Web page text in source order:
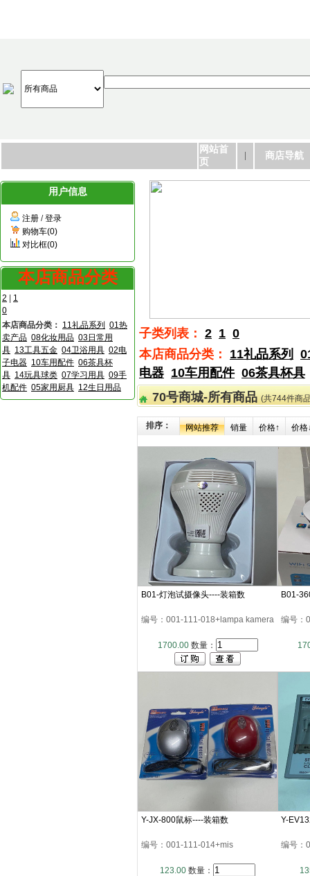
网站首
页
商店导航
用户信息
注册 /登录
购物车(0)
对比框(0)
本店商品分类
2
1
0
本店商品分类： 11礼品系列
01热
卖产品 08化妆用品 03日常用
具 13工具五金 04卫浴用具 02电
子电器 10车用配件 06茶具杯
具 14玩具球类 07学习用具 09手
机配件 05家用厨具 12生日用品
子类列表： 2 1 0
本店商品分类：
11礼品系列
电器 10车用配件 06茶具杯具
70号商城-所有商品 (共744件商
排序： 网站推荐 销量 价格↑ 价格
B01-灯泡试摄像头----装箱数
编号：001-111-018+lampa kamera
1700.00数量：
B01-
编号：
Y-JX-800鼠标----装箱数
编号：001-111-014+mis
123.00 数量：
Y-
编号：